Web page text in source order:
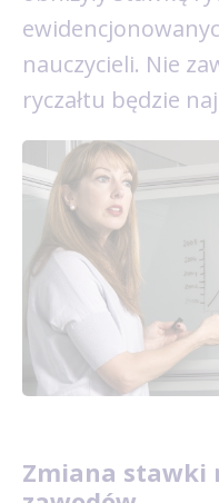
nauczycieli. Nie
ryczałtu będzie
Zmiana stawki